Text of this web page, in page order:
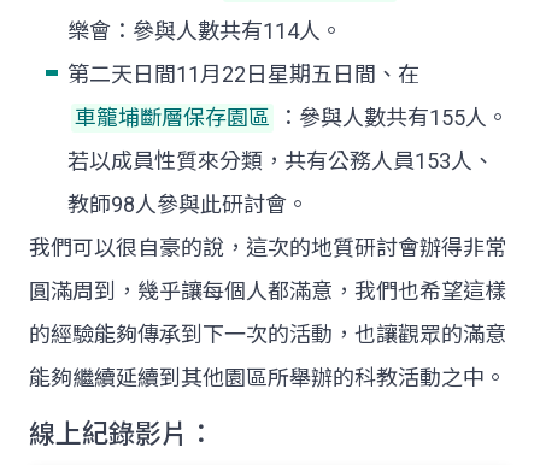
樂會：參與人數共有114人。
第二天日間11月22日星期五日間、在
車籠埔斷層保存園區
：參與人數共有155人。
若以成員性質來分類，共有公務人員153人、
教師98人參與此研討會。
我們可以很自豪的說，這次的地質研討會辦得非常
圓滿周到，幾乎讓每個人都滿意，我們也希望這樣
的經驗能夠傳承到下一次的活動，也讓觀眾的滿意
能夠繼續延續到其他園區所舉辦的科教活動之中。
線上紀錄影片：